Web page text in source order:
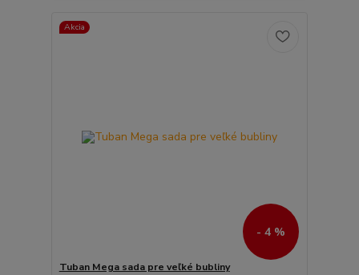
Akcia
- 4 %
Tuban Mega sada pre veľké bubliny